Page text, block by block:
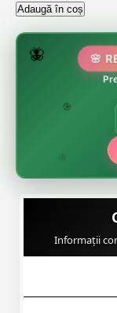
Adaugă în coș
🌸
🌷
🦋 🌸
Informații